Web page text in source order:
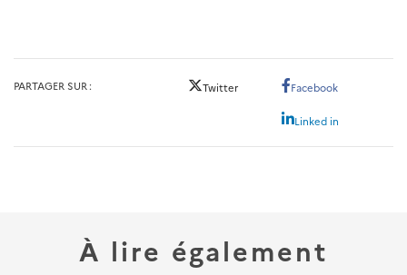
PARTAGER SUR Twitter Facebook
Linked in
À lire également